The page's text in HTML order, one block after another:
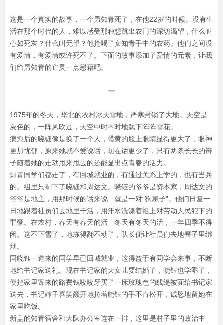
这是一个真实的故事，一个男知青死了，在他22岁的时候。没有生
活在那个时代的人，难以感受那种想跳出农门的深切渴望，什么叫
心如死灰？什么叫无望？他抢喝了女知青手中的农药。他们之间没
有爱情，有爱情或许死不了。下面的故事添加了爱情的元素，让我
们给男知青的亡灵一点慰藉吧。
一
1975年的冬天，华北的农村冰天雪地，严寒封锁了大地。天空是
灰色的，一阵风吹过，天空中时不时地飘下阵阵雪花。
病愈后的晓钰像是换了一个人，蜡黄的脸上眼睛显得更大了，眼神
更加忧郁，原来她就不爱说话，现在话更少了，只有两条长长的辫
子随着她的走动甩来甩去的还能显出点青春的活力。
知青同学们都走了，有回城就业的，有通过关系上学的，也有当兵
的。组里只剩下了晓钰和周达文。晓钰的爷爷是资本家，周达文的
爷爷是地主，用那时候的话来说，就是一对“狗崽子”。他们日复一
日地跟着社员们去地里干活，用汗水洗涤着祖上对劳动人民犯下的
罪孽。在农村，春天有春天的活，冬天有冬天的活，一年四季不得
闲。这不下雪了，地冻得翻不动了，队长便让社员们去地窨子里绑
烟。
同晓钰一道来的同学早已回城就业，这得益于有同学会来事，不断
地给书记家送礼。现在书记家的大女儿要结婚了，晓钰也学乖了，
便把家里寄来的路费钱咬咬牙买了一床玫瑰色的线缇被面给书记家
送去，书记婶子喜笑颜开地拉着晓钰的手不肯松开，诚恳地留她在
家里吃饭。
新盖的知青宿舍和大队办公室连在一排，这里是村子里的政治中